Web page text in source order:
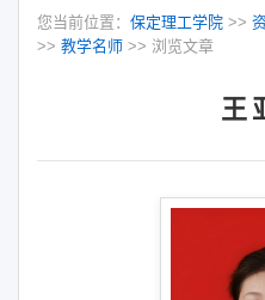
您当前位置： 保定理工学院 >>
>> 教学名师 >> 浏览文章
王